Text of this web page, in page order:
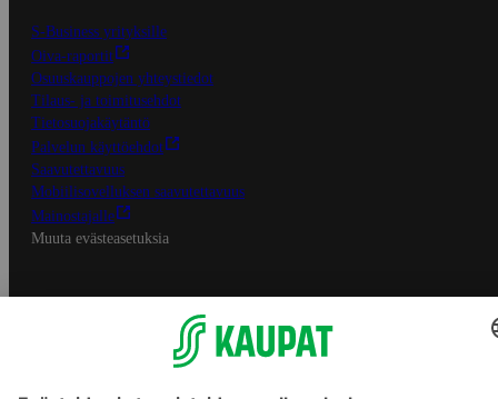
S-Business yrityksille
Oiva-raportit
Osuuskauppojen yhteystiedot
Tilaus- ja toimitusehdot
Tietosuojakäytäntö
Palvelun käyttöehdot
Saavutettavuus
Mobiilisovelluksen saavutettavuus
Mainostajalle
Muuta evästeasetuksia
S-ryhmän palvelut